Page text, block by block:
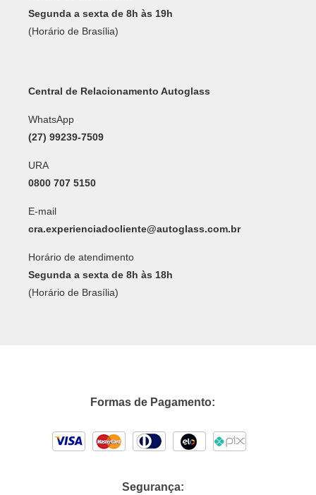
Segunda a sexta de 8h às 19h
(Horário de Brasília)
Central de Relacionamento Autoglass
WhatsApp
(27) 99239-7509
URA
0800 707 5150
E-mail
cra.experienciadocliente@autoglass.com.br
Horário de atendimento
Segunda a sexta de 8h às 18h
(Horário de Brasília)
Formas de Pagamento:
Segurança: